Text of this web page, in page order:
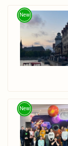
New
New